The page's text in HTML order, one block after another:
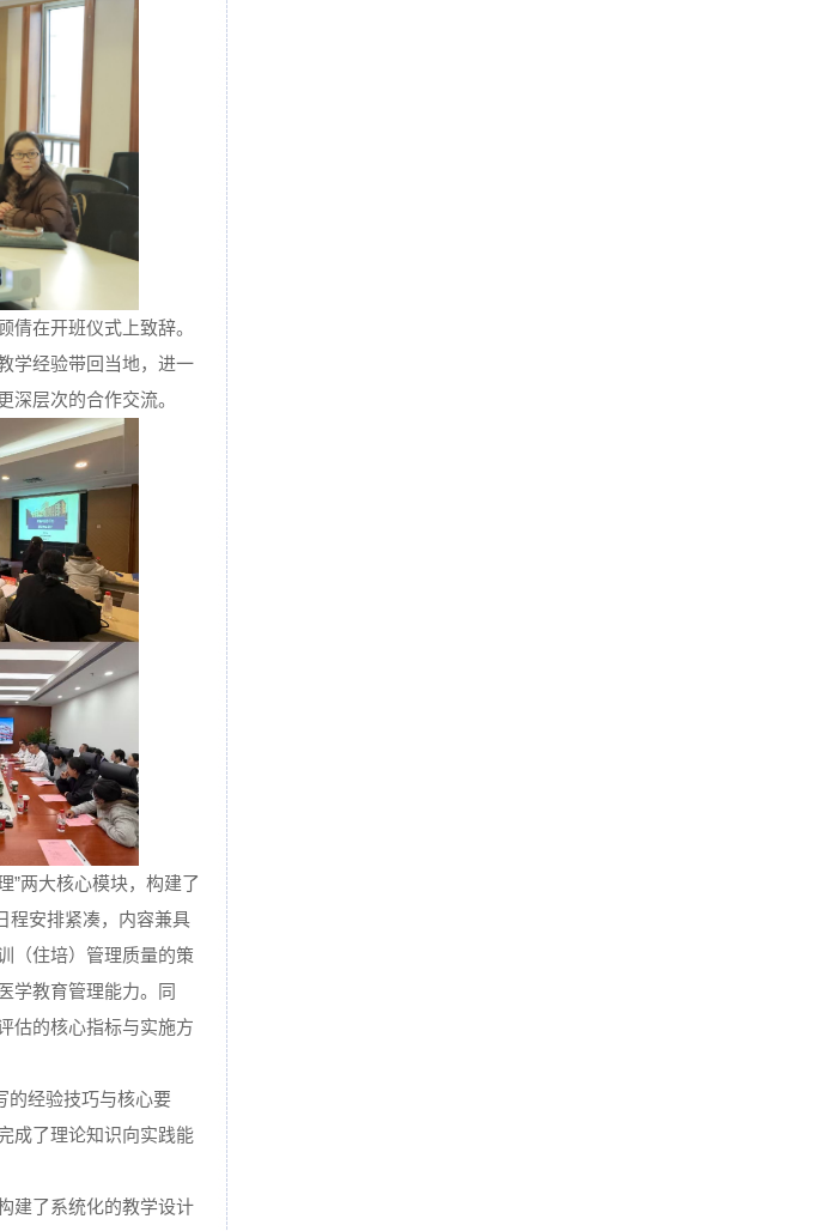
倩在开班仪式上致辞。
学经验带回当地，进一
层次的合作交流。
”两大核心模块，构建了
程安排紧凑，内容兼具
（住培）管理质量的策
学教育管理能力。同
估的核心指标与实施方
的经验技巧与核心要
成了理论知识向实践能
建了系统化的教学设计